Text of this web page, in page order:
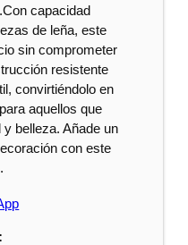
capacidad
de leña, este
sin comprometer
resistente
convirtiéndolo en
aquellos que
belleza. Añade un
con este